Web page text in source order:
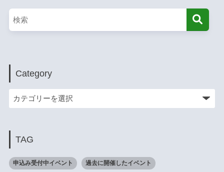
Category
TAG
申込み受付中イベント 過去に開催したイベント